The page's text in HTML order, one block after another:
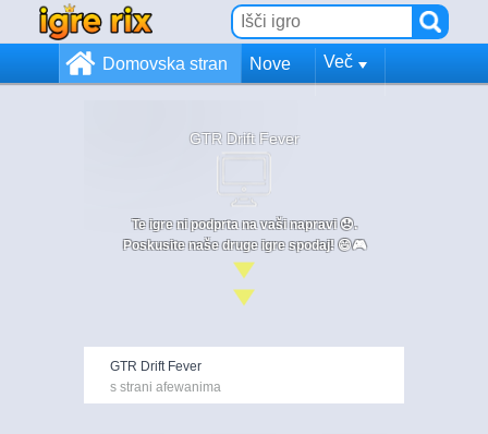
Domovska stran Nove Več
GTR Drift Fever
Te igre ni podprta na vaši napravi 😞.
Poskusite naše druge igre spodaj! 😄🎮
GTR Drift Fever
s strani afewanima